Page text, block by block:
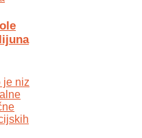
je niz